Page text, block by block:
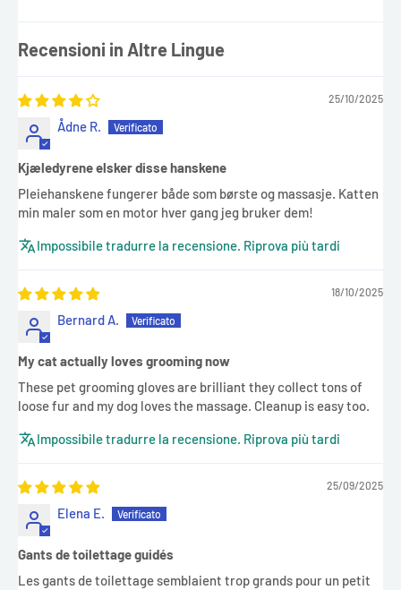
Recensioni in Altre Lingue
25/10/2025
Ådne R.
Kjæledyrene elsker disse hanskene
Pleiehanskene fungerer både som børste og massasje. Katten
min maler som en motor hver gang jeg bruker dem!
Impossibile tradurre la recensione. Riprova più tardi
18/10/2025
Bernard A.
My cat actually loves grooming now
These pet grooming gloves are brilliant they collect tons of
loose fur and my dog loves the massage. Cleanup is easy too.
Impossibile tradurre la recensione. Riprova più tardi
25/09/2025
Elena E.
Gants de toilettage guidés
Les gants de toilettage semblaient trop grands pour un petit